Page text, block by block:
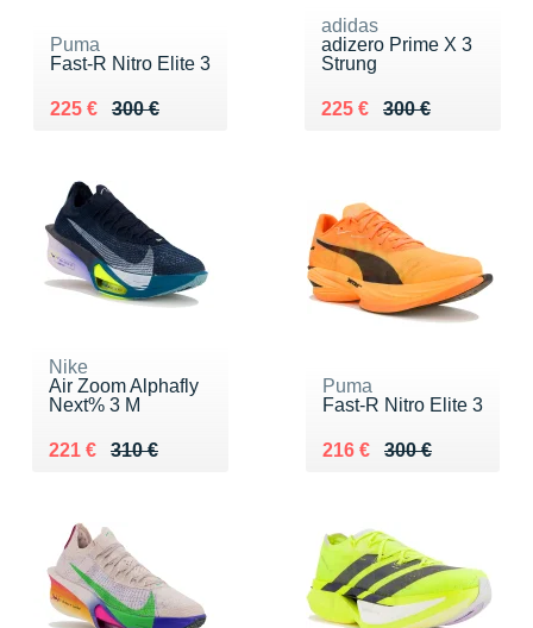
Puma
Fast-R Nitro Elite 3
300 €
Au lieu de 300 €
225 €
Vendu 225 €
adidas
adizero Prime X 3
Strung
300 €
Au lieu de 300 €
225 €
Vendu 225 €
Nike
Air Zoom Alphafly
Next% 3 M
310 €
Au lieu de 310 €
221 €
Vendu 221 €
Puma
Fast-R Nitro Elite 3
300 €
Au lieu de 300 €
216 €
Vendu 216 €